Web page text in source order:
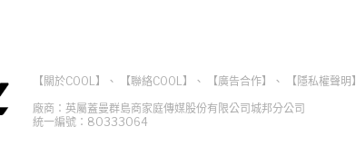
【關於COOL】 、 【聯絡COOL】 、 【廣告合作】 、
【隱私權聲明】
廠商：英屬蓋曼群島商家庭傳媒股份有限公司城邦分公司
統一編號：80333064